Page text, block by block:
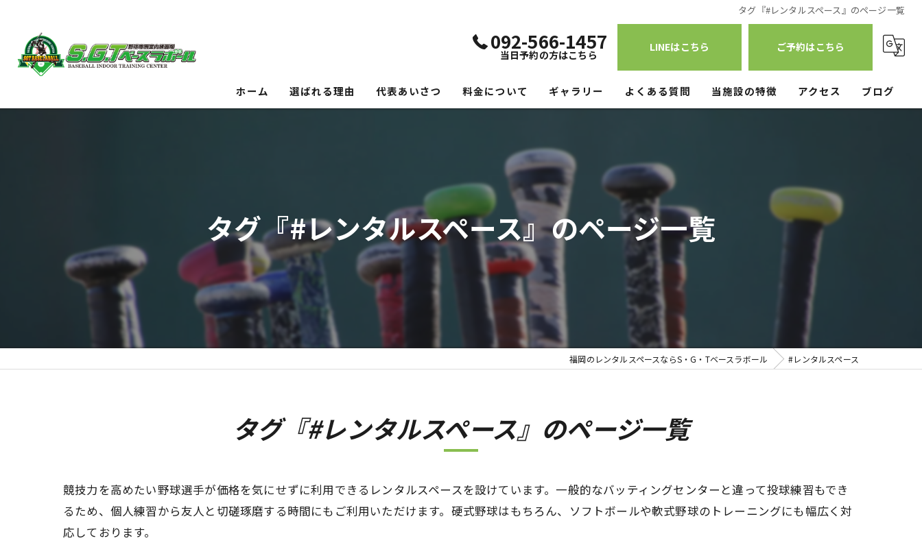
タグ『#レンタルスペース』のページ一覧
092-566-1457
当日予約の方はこちら
LINEはこちら ご予約はこちら
ホーム 選ばれる理由 代表あいさつ 料金について ギャラリー よくある質問 当施設の特徴
雨天
アクセス ブログ
タグ『#レンタルスペース』のページ一覧
福岡のレンタルスペースならS・G・Tベースラボール #レンタルスペース
タグ『#レンタルスペース』のページ一覧
競技力を高めたい野球選手が価格を気にせずに利用できるレンタルスペースを設けています。一般的なバッティングセンターと違って投球練習もでき
るため、個人練習から友人と切磋琢磨する時間にもご利用いただけます。硬式野球はもちろん、ソフトボールや軟式野球のトレーニングにも幅広く対
応しております。